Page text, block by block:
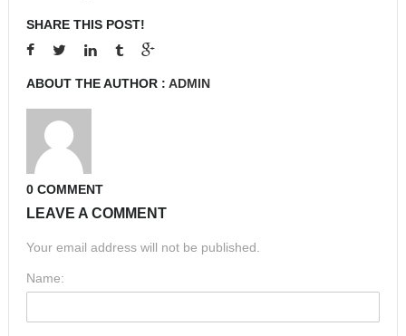
SHARE THIS POST!
ABOUT THE AUTHOR : ADMIN
0 COMMENT
LEAVE A COMMENT
Your email address will not be published.
Name: